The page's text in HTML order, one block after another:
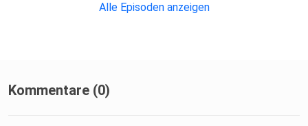
Alle Episoden anzeigen
Kommentare (0)